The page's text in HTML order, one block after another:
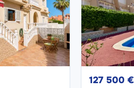
127 500 €